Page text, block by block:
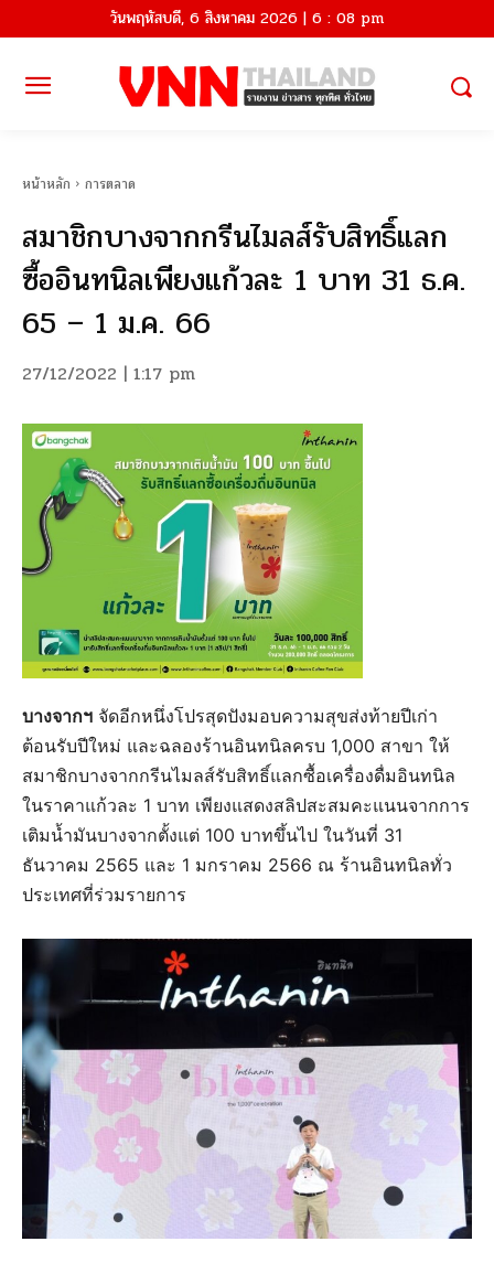
วันพฤหัสบดี, 6 สิงหาคม 2026 | 6 : 08 pm
หน้าหลัก การตลาด
สมาชิกบางจากกรีนไมลส์รับสิทธิ์แลก
ซื้ออินทนิลเพียงแก้วละ 1 บาท 31 ธ.ค.
65 – 1 ม.ค. 66
27/12/2022 | 1:17 pm
บางจากฯ จัดอีกหนึ่งโปรสุดปังมอบความสุขส่งท้ายปีเก่า
ต้อนรับปีใหม่ และฉลองร้านอินทนิลครบ 1,000 สาขา ให้
สมาชิกบางจากกรีนไมลส์รับสิทธิ์แลกซื้อเครื่องดื่มอินทนิล
ในราคาแก้วละ 1 บาท เพียงแสดงสลิปสะสมคะแนนจากการ
เติมน้ำมันบางจากตั้งแต่ 100 บาทขึ้นไป ในวันที่ 31
ธันวาคม 2565 และ 1 มกราคม 2566 ณ ร้านอินทนิลทั่ว
ประเทศที่ร่วมรายการ